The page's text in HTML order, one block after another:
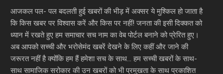
आजकल पल- पल बदलती हुई खबरों की भीड़ में अक्सर ये मुश्किल हो जाता है
कि किस खबर पर विश्वास करें और किस पर नहीं! जनता की इसी दिक्कत को
ध्यान में रखते हुए हम समाचार सच नाम का वेब पोर्टल बनाने को प्रेरित हुए।
अब आपको सच्ची और भरोसेमंद खबरें देखने के लिए कहीं और जाने की
जरूरत नहीं है क्योंकि हम हैं हमेशा सच के साथ… हम सच्ची खबरों के साथ-
साथ सामाजिक सरोकार की उन खबरों को भी प्रमुखता के साथ प्रकाशित